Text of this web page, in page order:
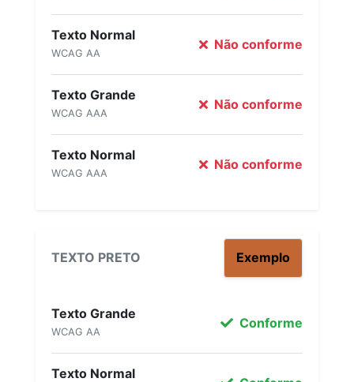
Texto Normal
WCAG AA
Não conforme
Texto Grande
WCAG AAA
Não conforme
Texto Normal
WCAG AAA
Não conforme
TEXTO PRETO Exemplo
Texto Grande
WCAG AA
Conforme
Texto Normal